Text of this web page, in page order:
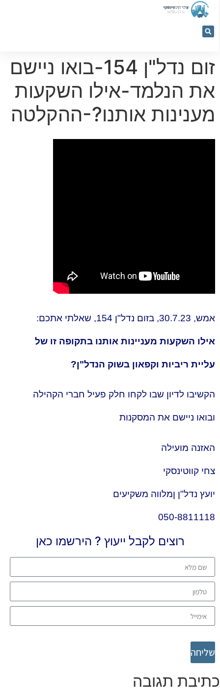
053-
5366884
זום נדל"ן 154-בואו ניישם
את הנלמד-אילו השקעות
מענינות אותנו?-ההקלטה
אמש, 30.7.23, בזום נדל"ן 154, שאלתי אתכם:
אילו השקעות מעניינות אותנו בתקופה זו של
עליית ריביות וקפאון בשוק הנדל"ן?
הקשיבו לדיון שבו לקחו חלק פעיל חברי הקהילה
ובואו ניישם את המסקנות
האזנה מועילה
צחי קווטינסקי
יועץ נדל"ן ןמלווה משקיעים
050-8811118
רוצים לקבל ייעוץ ? הירשמו כאן
שליחה
תגובה